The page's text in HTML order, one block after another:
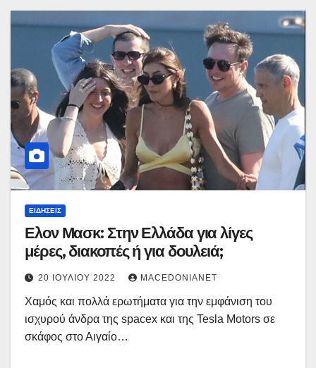
ΕΙΔΉΣΕΙΣ
Ελον Μασκ: Στην Ελλάδα για λίγες
μέρες, διακοπές ή για δουλειά;
20 ΙΟΥΛΊΟΥ 2022 MACEDONIANET
Χαμός και πολλά ερωτήματα για την εμφάνιση του
ισχυρού άνδρα της spacex και της Tesla Motors σε
σκάφος στο Αιγαίο…